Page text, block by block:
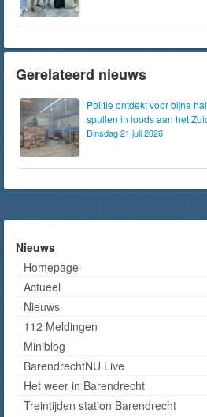
Gerelateerd nieuws
Politie ontdekt voor bijna
spullen in loods aan het
Dinsdag 21 juli 2026
Nieuws
Homepage
Actueel
Nieuws
112 Meldingen
Miniblog
BarendrechtNU Live
Het weer in Barendrecht
Treintijden station Barendrecht